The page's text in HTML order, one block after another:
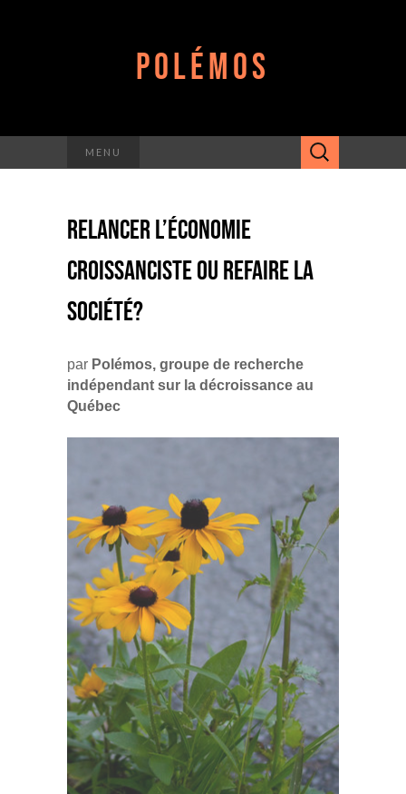
POLÉMOS
MENU Rechercher :
RELANCER L’ÉCONOMIE
CROISSANCISTE OU REFAIRE LA
SOCIÉTÉ?
par Polémos, groupe de recherche
indépendant sur la décroissance au
Québec